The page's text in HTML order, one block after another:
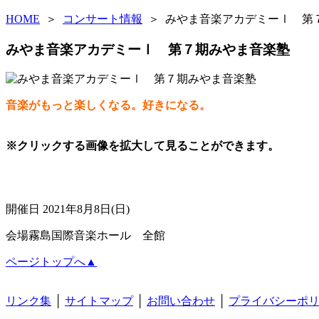
HOME ＞ コンサート情報 ＞ みやま音楽アカデミーⅠ 第
みやま音楽アカデミーⅠ 第７期みやま音楽塾
音楽がもっと楽しくなる。好きになる。
※クリックする画像を拡大して見ることができます。
開催日 2021年8月8日(日)
会場霧島国際音楽ホール 全館
ページトップへ▲
リンク集 サイトマップ│ お問い合わせ プライバシーポ